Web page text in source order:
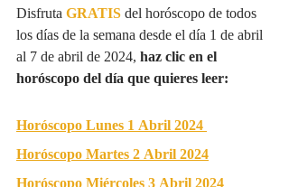
Disfruta GRATISdel horóscopo de todos
los días de la semana desde el día 1 de abril
al 7 de abril de 2024, haz clic en el
horóscopo del día que quieres leer:
Horóscopo Lunes 1 Abril 2024
Horóscopo Martes 2 Abril 2024